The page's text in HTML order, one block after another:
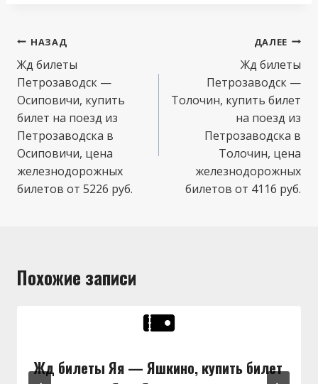
Навигация
по
записям
НАЗАД
Жд билеты
Петрозаводск —
Осиповичи, купить
билет на поезд из
Петрозаводска в
Осиповичи, цена
железнодорожных
билетов от 5226 руб.
ДАЛЕЕ
Жд билеты
Петрозаводск —
Толочин, купить билет
на поезд из
Петрозаводска в
Толочин, цена
железнодорожных
билетов от 4116 руб.
Похожие записи
Жд билеты Яя — Яшкино, купить билет